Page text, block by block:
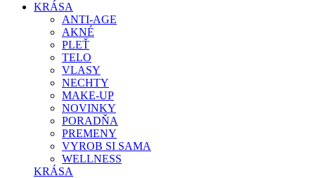
KRÁSA
ANTI-AGE
AKNÉ
PLEŤ
TELO
VLASY
NECHTY
MAKE-UP
NOVINKY
PORADŇA
PREMENY
VYROB SI SAMA
WELLNESS
KRÁSA